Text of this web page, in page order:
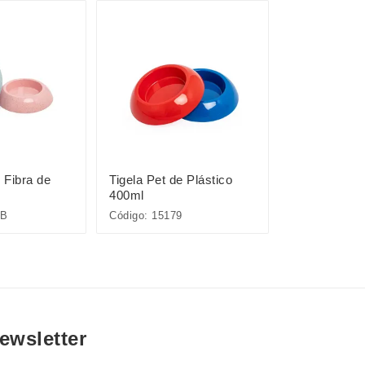
Fibra de
Tigela Pet de Plástico
400ml
Código: 15179